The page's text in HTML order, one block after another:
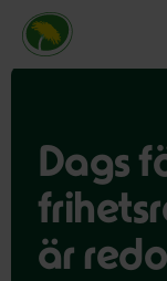
Miljöpartiet de
Dags
är